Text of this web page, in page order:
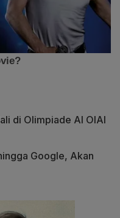
di Olimpiade AI OIAI
Google, Akan